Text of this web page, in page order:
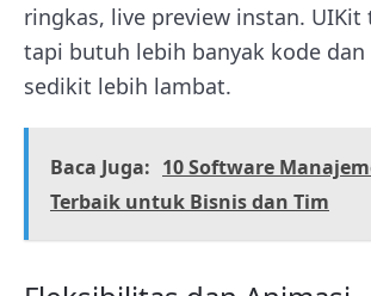
ringkas, live preview instan. UIKit
tapi butuh lebih banyak kode
sedikit lebih lambat.
Baca Juga: 10 Software
Terbaik untuk Bisnis dan Tim